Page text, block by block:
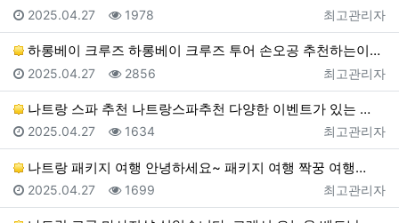
등록자
최고관리자
등록일
2025.04.27 조회
1978
하롱베이 크루즈 하롱베이 크루즈 투어 손오공 추천하는이…
등록자
최고관리자
등록일
2025.04.27 조회
2856
나트랑 스파 추천 나트랑스파추천 다양한 이벤트가 있는 …
등록자
최고관리자
등록일
2025.04.27 조회
1634
나트랑 패키지 여행 안녕하세요~ 패키지 여행 짝꿍 여행…
등록자
최고관리자
등록일
2025.04.27 조회
1699